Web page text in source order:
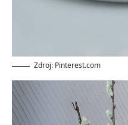
Zdroj: Pinterest.com